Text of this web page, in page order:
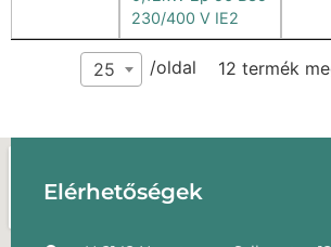
230/400 V IE2
25 /oldal 12 termék
Elérhetőségek